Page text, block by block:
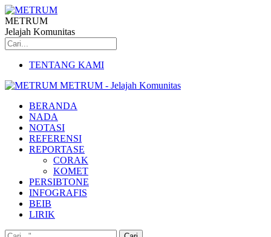
METRUM
Jelajah Komunitas
TENTANG KAMI
METRUM - Jelajah Komunitas
BERANDA
NADA
NOTASI
REFERENSI
REPORTASE
CORAK
KOMET
PERSIBTONE
INFOGRAFIS
BEIB
LIRIK